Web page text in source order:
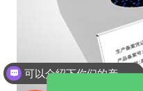
可以介绍下你们的产品么